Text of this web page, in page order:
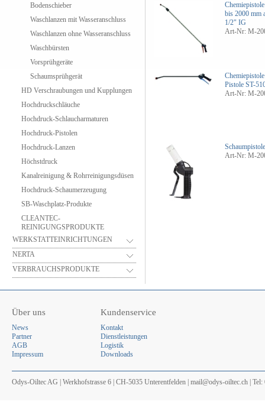
Bodenschieber
Waschlanzen mit Wasseranschluss
Waschlanzen ohne Wasseranschluss
Waschbürsten
Vorsprühgeräte
Schaumsprühgerät
HD Verschraubungen und Kupplungen
Hochdruckschläuche
Hochdruck-Schlaucharmaturen
Hochdruck-Pistolen
Hochdruck-Lanzen
Höchstdruck
Kanalreinigung & Rohrreinigungsdüsen
Hochdruck-Schaumerzeugung
SB-Waschplatz-Produkte
CLEANTEC-
REINIGUNGSPRODUKTE
WERKSTATTEINRICHTUNGEN
NERTA
VERBRAUCHSPRODUKTE
bis 2000 mm
1/2" IG
Art-Nr: M-
Pistole ST-
Art-Nr: M-
Art-Nr: M-
Über uns
News
Partner
AGB
Impressum
Kundenservice
Kontakt
Dienstleistungen
Logistik
Downloads
Odys-Oiltec AG | Werkhofstrasse 6 | CH-5035 Unterentfelden | mail@odys-oiltec.ch |